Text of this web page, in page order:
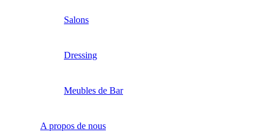
Salons
Dressing
Meubles de Bar
A propos de nous